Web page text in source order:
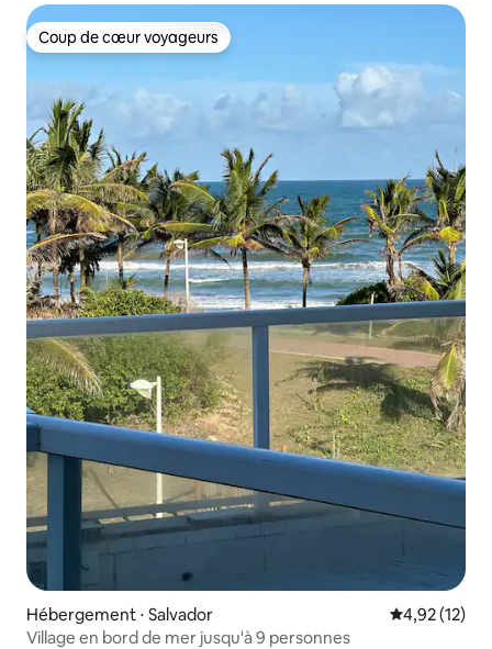
Coup de cœur voyageurs
Coup de cœur voyageurs
Hébergement ⋅ Salvador Évaluation
4,92 (12)
Village en bord de mer jusqu'à 9 personnes